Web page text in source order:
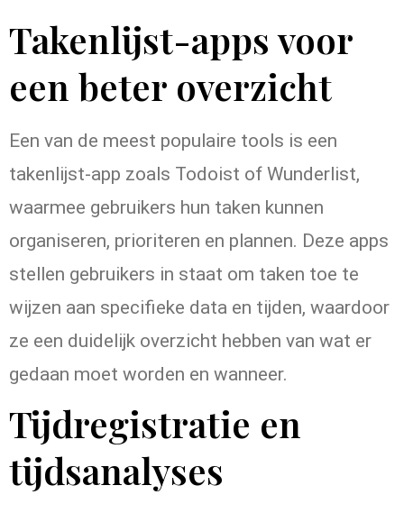
Takenlijst-apps voor
een beter overzicht
Een van de meest populaire tools is een
takenlijst-app zoals Todoist of Wunderlist,
waarmee gebruikers hun taken kunnen
organiseren, prioriteren en plannen. Deze apps
stellen gebruikers in staat om taken toe te
wijzen aan specifieke data en tijden, waardoor
ze een duidelijk overzicht hebben van wat er
gedaan moet worden en wanneer.
Tijdregistratie en
tijdsanalyses